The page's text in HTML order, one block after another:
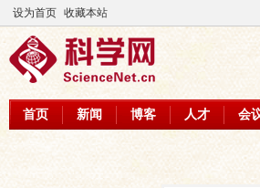
设为首页 收藏本站
首页 新闻 博客 人才 会